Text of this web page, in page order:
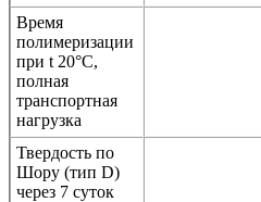
Время
полимеризации
при t 20°C,
полная
транспортная
нагрузка
Твердость по
Шору (тип D)
через 7 суток